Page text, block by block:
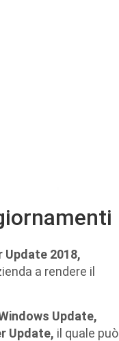
Update 2018,
a rendere il
Update,
Update, il quale può